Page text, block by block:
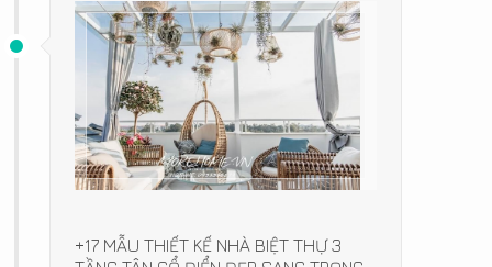
+17 MẪU THIẾT KẾ NHÀ BIỆT THỰ 3